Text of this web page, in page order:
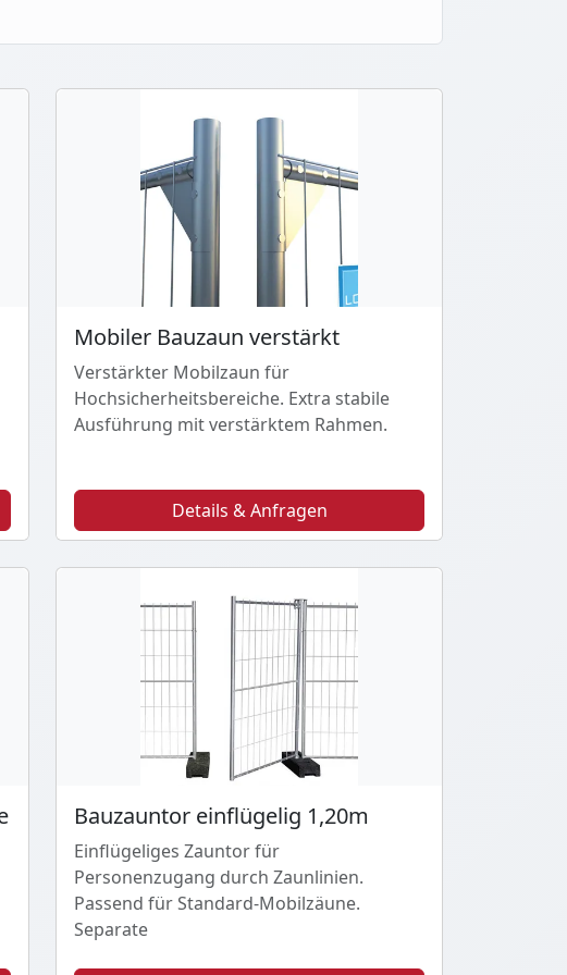
Mobiler Bauzaun verstärkt
Verstärkter Mobilzaun für
Hochsicherheitsbereiche. Extra stabile
Ausführung mit verstärktem Rahmen.
Details & Anfragen
Bauzauntor einflügelig 1,20m
Einflügeliges Zauntor für
Personenzugang durch Zaunlinien.
Passend für Standard-Mobilzäune.
Separate